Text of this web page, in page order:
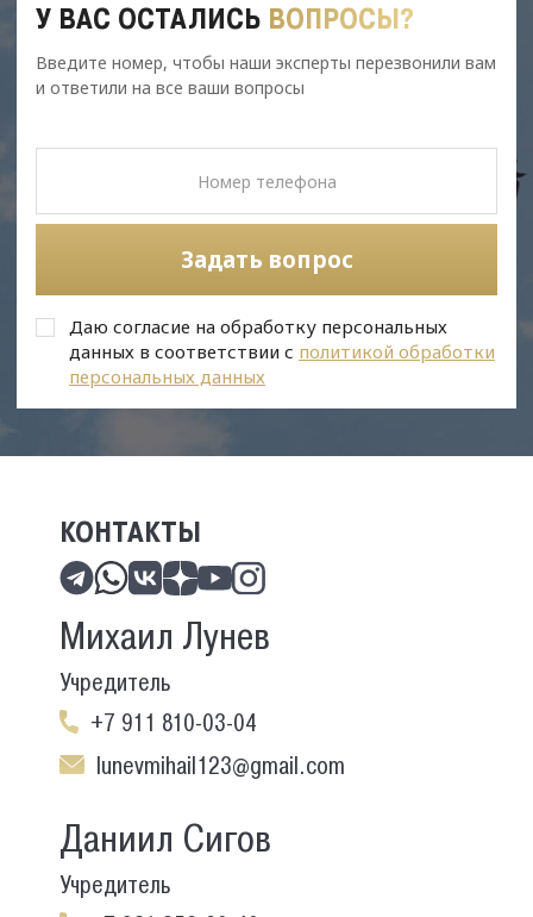
У ВАС ОСТАЛИСЬ ВОПРОСЫ?
Введите номер, чтобы наши эксперты перезвонили вам
и ответили на все ваши вопросы
Задать вопрос
Даю согласие на обработку персональных
данных в соответствии с политикой обработки
персональных данных
КОНТАКТЫ
Михаил Лунев
Учредитель
+7 911 810-03-04
lunevmihail123@gmail.com
Даниил Сигов
Учредитель